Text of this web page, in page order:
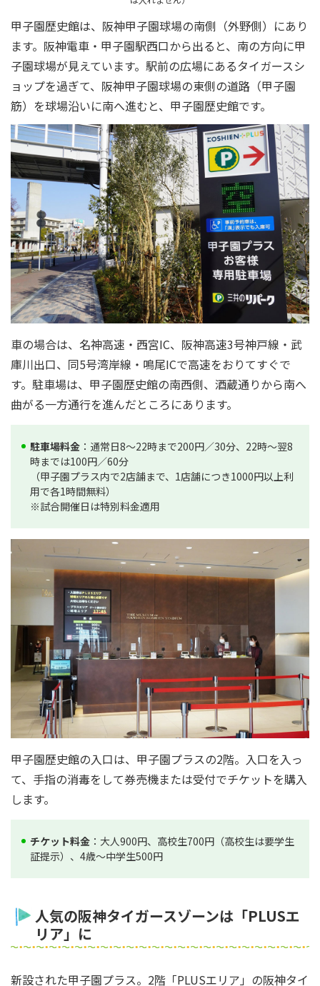
甲子園歴史館は、阪神甲子園球場の南側（外野側）にあり
ます。阪神電車・甲子園駅西口から出ると、南の方向に甲
子園球場が見えています。駅前の広場にあるタイガースシ
ョップを過ぎて、阪神甲子園球場の東側の道路（甲子園
筋）を球場沿いに南へ進むと、甲子園歴史館です。
車の場合は、名神高速・西宮IC、阪神高速3号神戸線・武
庫川出口、同5号湾岸線・鳴尾ICで高速をおりてすぐで
す。駐車場は、甲子園歴史館の南西側、酒蔵通りから南へ
曲がる一方通行を進んだところにあります。
駐車場料金 ：通常日8～22時まで200円／30分、22時～翌8
時までは100円／60分
（甲子園プラス内で2店舗まで、1店舗につき1000円以上利
用で各1時間無料）
※試合開催日は特別料金適用
甲子園歴史館の入口は、甲子園プラスの2階。入口を入っ
て、手指の消毒をして券売機または受付でチケットを購入
します。
チケット料金 ：大人900円、高校生700円（高校生は要学生
証提示）、4歳～中学生500円
人気の阪神タイガースゾーンは「PLUSエ
リア」に
新設された甲子園プラス。2階「PLUSエリア」の阪神タイ